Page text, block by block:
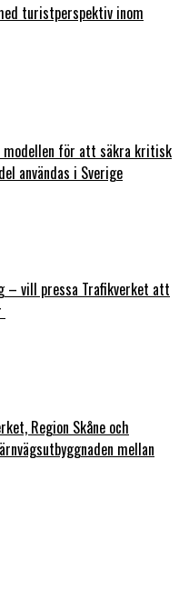
turistperspektiv inom
modellen för att säkra kritisk
användas i Sverige
– vill pressa Trafikverket att
Region Skåne och
mellan